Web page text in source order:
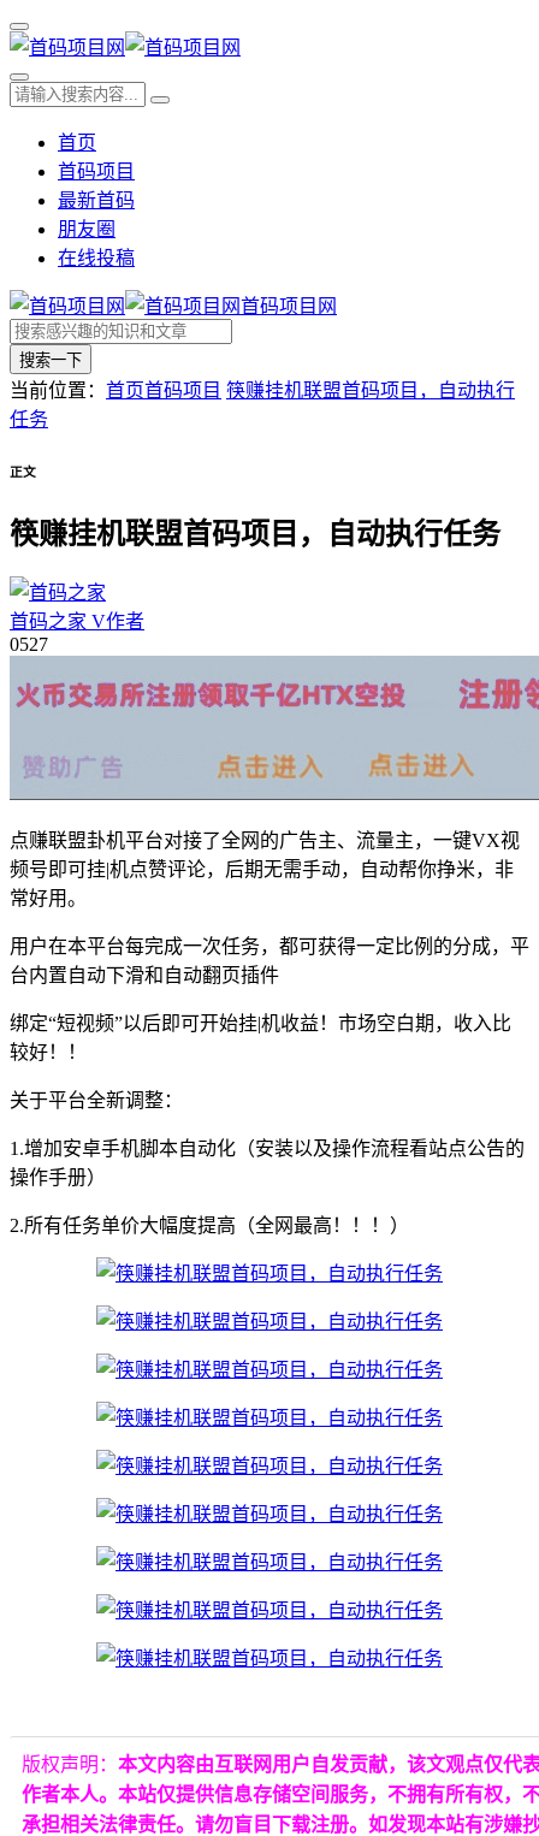
首页
首码项目
最新首码
朋友圈
在线投稿
首码项目网
搜索一下
当前位置： 首页首码项目 筷赚挂机联盟首码项目，自动执行
任务
正文
筷赚挂机联盟首码项目，自动执行任务
首码之家 V作者
0527
点赚联盟卦机平台对接了全网的广告主、流量主，一键VX视
频号即可挂|机点赞评论，后期无需手动，自动帮你挣米，非
常好用。
用户在本平台每完成一次任务，都可获得一定比例的分成，平
台内置自动下滑和自动翻页插件
绑定“短视频”以后即可开始挂|机收益！市场空白期，收入比
较好！！
关于平台全新调整：
1.增加安卓手机脚本自动化（安装以及操作流程看站点公告的
操作手册）
2.所有任务单价大幅度提高（全网最高！！！）
版权声明： 本文内容由互联网用户自发贡献，该文观点仅代
作者本人。本站仅提供信息存储空间服务，不拥有所有权，
承担相关法律责任。请勿盲目下载注册。如发现本站有涉嫌